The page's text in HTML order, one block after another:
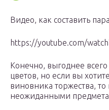
Видео, как составить
https://youtube.com/
Конечно, выгоднее
цветов, но если вы
виновника торжества,
неожиданными